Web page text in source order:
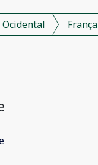
Ocidental França